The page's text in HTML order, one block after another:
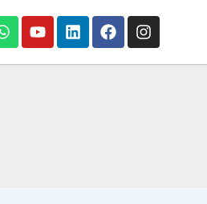
Whatsapp
YoutubeLinkedinFacebookInstagram